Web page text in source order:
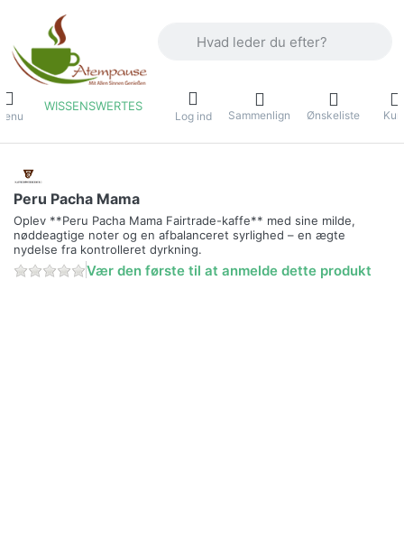
WISSENSWERTES
Log ind Sammenlign Ønskeliste
Peru Pacha Mama
Oplev **Peru Pacha Mama Fairtrade-kaffe** med sine milde,
nøddeagtige noter og en afbalanceret syrlighed – en ægte
nydelse fra kontrolleret dyrkning.
Vær den første til at anmelde dette produkt